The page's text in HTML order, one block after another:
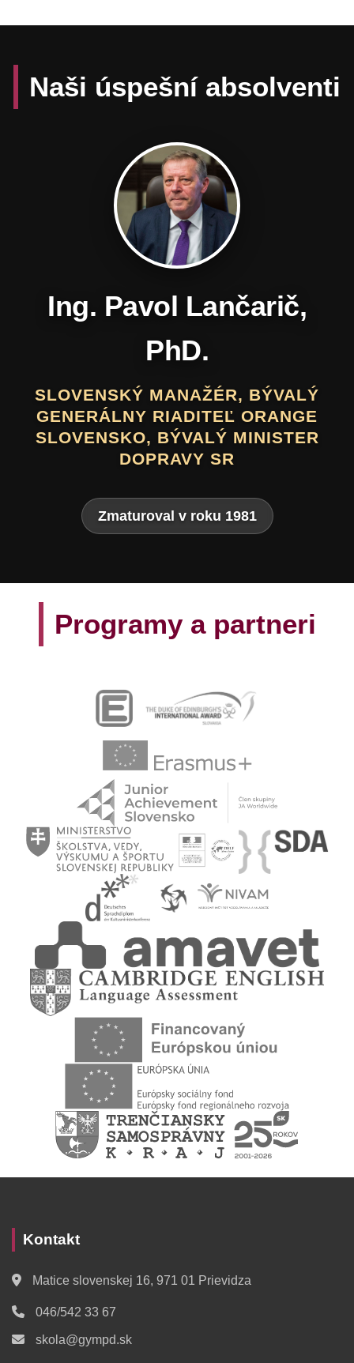
Naši úspešní absolventi
DRAMATIK, SCENÁRISTA, TEXTÁR,
VÝTVARNÍK A AUTOR LITERATÚRY
PRE DETI A MLÁDEŽ
Zmaturoval v roku 1975
Programy a partneri
Kontakt
Matice slovenskej 16, 971 01 Prievidza
046/542 33 67
skola@gympd.sk